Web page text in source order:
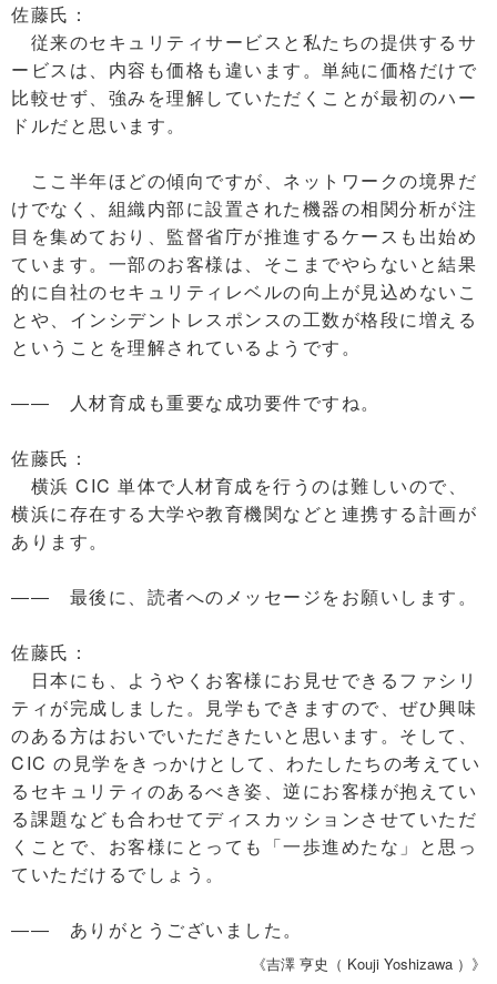
佐藤氏：
従来のセキュリティサービスと私たちの提供するサ
ービスは、内容も価格も違います。単純に価格だけで
比較せず、強みを理解していただくことが最初のハー
ドルだと思います。
ここ半年ほどの傾向ですが、ネットワークの境界だ
けでなく、組織内部に設置された機器の相関分析が注
目を集めており、監督省庁が推進するケースも出始め
ています。一部のお客様は、そこまでやらないと結果
的に自社のセキュリティレベルの向上が見込めないこ
とや、インシデントレスポンスの工数が格段に増える
ということを理解されているようです。
―― 人材育成も重要な成功要件ですね。
佐藤氏：
横浜 CIC 単体で人材育成を行うのは難しいので、
横浜に存在する大学や教育機関などと連携する計画が
あります。
―― 最後に、読者へのメッセージをお願いします。
佐藤氏：
日本にも、ようやくお客様にお見せできるファシリ
ティが完成しました。見学もできますので、ぜひ興味
のある方はおいでいただきたいと思います。そして、
CIC の見学をきっかけとして、わたしたちの考えてい
るセキュリティのあるべき姿、逆にお客様が抱えてい
る課題なども合わせてディスカッションさせていただ
くことで、お客様にとっても「一歩進めたな」と思っ
ていただけるでしょう。
―― ありがとうございました。
《吉澤 亨史（ Kouji Yoshizawa ）》